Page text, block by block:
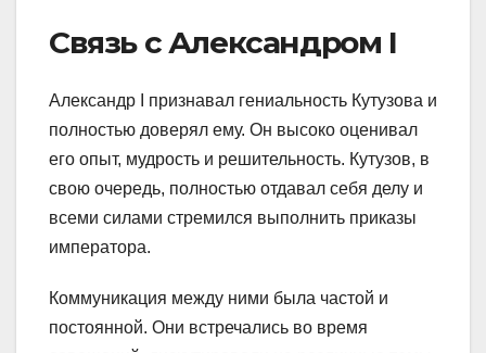
Связь с Александром I
Александр I признавал гениальность Кутузова и
полностью доверял ему. Он высоко оценивал
его опыт, мудрость и решительность. Кутузов, в
свою очередь, полностью отдавал себя делу и
всеми силами стремился выполнить приказы
императора.
Коммуникация между ними была частой и
постоянной. Они встречались во время